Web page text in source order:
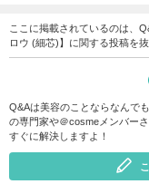
ここに掲載されているのは、
ロウ (細芯)】に関する投稿を
Q&Aは美容のことならなんで
の専門家や＠cosmeメンバー
すぐに解決しますよ！